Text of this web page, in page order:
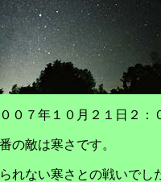
０７年１０月２１日２：
の敵は寒さです。
れない寒さとの戦いでし